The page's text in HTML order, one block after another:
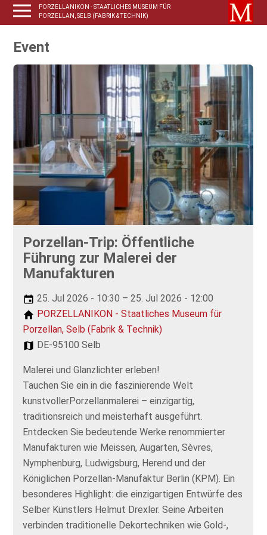
PORZELLANIKON - STAATLICHES MUSEUM FÜR
PORZELLAN, SELB (FABRIK & TECHNIK)
Event
Porzellan-Trip: Öffentliche
Führung zur Malerei der
Manufakturen
25. Jul 2026 - 10:30 – 25. Jul 2026 - 12:00
PORZELLANIKON - Staatliches Museum für
Porzellan, Selb (Fabrik & Technik)
DE-95100 Selb
Malerei und Glanzlichter erleben!
Tauchen Sie ein in die faszinierende Welt
kunstvollerPorzellanmalerei – einzigartig,
traditionsreich und meisterhaft ausgeführt.
Entdecken Sie bedeutende Werke renommierter
Manufakturen wie Meissen, Augarten, Sèvres,
Nymphenburg, Ludwigsburg, Herend und der
Königlichen Porzellan-Manufaktur Berlin (KPM). Ein
besonderes Highlight: die einzigartigen Entwürfe des
Selber Künstlers Helmut Drexler. Seine Arbeiten
verbinden traditionelle Dekortechniken wie Gold-,